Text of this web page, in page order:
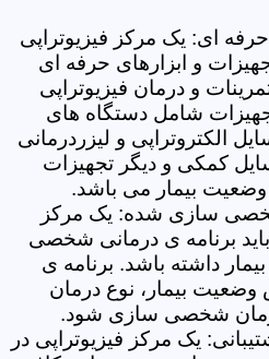
ای: یک مرکز فیزیوتراپی
و ابزارهای حرفه ای
و درمان فیزیوتراپی
شامل دستگاه های
الکتروتراپی و لیزردرمانی
کمکی و دیگر تجهیزات
وضعیت بیمار می باشد.
سازی شده: یک مرکز
باید برنامه ی درمانی شخصی
داشته باشد. برنامه ی
وضعیت بیمار، نوع درمان
شخصی سازی شود.
یک مرکز فیزیوتراپی در